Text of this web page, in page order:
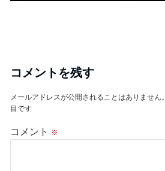
コメントを残す
メールアドレスが公開されることはありません。
目です
コメント ※